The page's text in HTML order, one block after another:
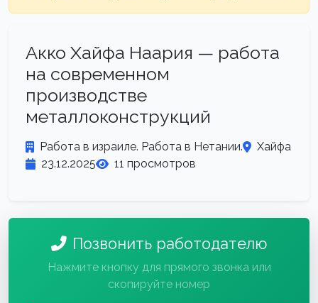
Акко Хайфа Наария — работа
на современном
производстве
металлоконструкций
Работа в израиле. Работа в Нетании.
Хайфа
23.12.2025
11 просмотров
Позвонить работодателю
Нажмите кнопку для прямого звонка или
скопируйте номер